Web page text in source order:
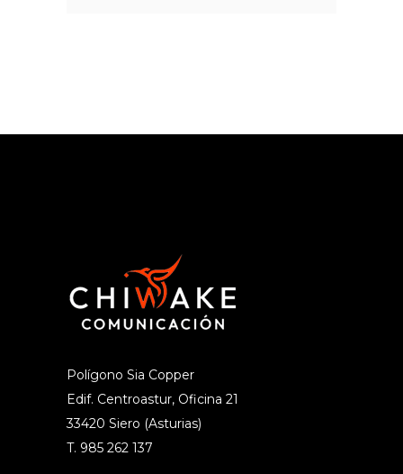
Polígono Sia Copper
Edif. Centroastur, Oficina 21
33420 Siero (Asturias)
T. 985 262 137